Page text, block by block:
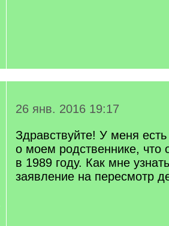
26 янв. 2016 19:17
Здравствуйте! У меня
о моем родственнике, что
в 1989 году. Как мне
заявление на пересмотр